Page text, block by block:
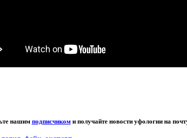
нашимподписчикоми получайте новости уфологии на